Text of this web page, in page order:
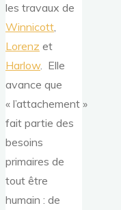
les travaux de
Winnicott,
Lorenz et
Harlow. Elle
avance que
« l’attachement »
fait partie des
besoins
primaires de
tout être
humain : de